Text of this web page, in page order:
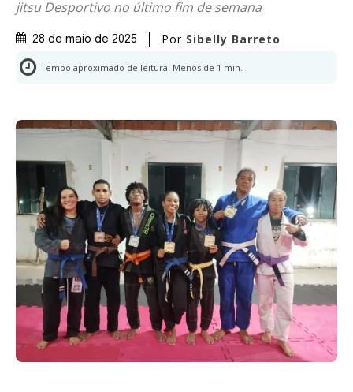
jitsu Desportivo no último fim de semana
28 de maio de 2025 Por Sibelly Barreto
Tempo aproximado de leitura: Menos de 1 min.